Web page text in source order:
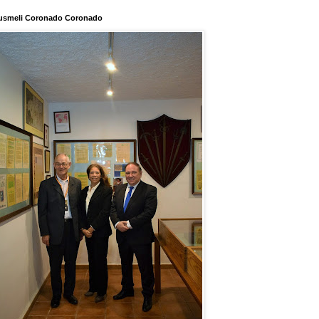
Coronado Coronado